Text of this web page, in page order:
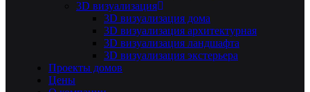
3D визуализация
3D визуализация дома
3D визуализация архитектурная
3D визуализация ландшафта
3D визуализация экстерьера
Проекты домов
Цены